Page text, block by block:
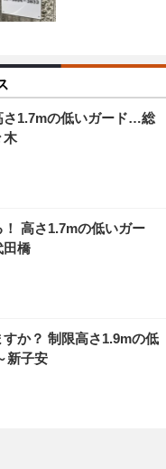
さ1.7mの低いガード…総
木
高さ1.7mの低いガー
田橋
か？ 制限高さ1.9mの低
新子安